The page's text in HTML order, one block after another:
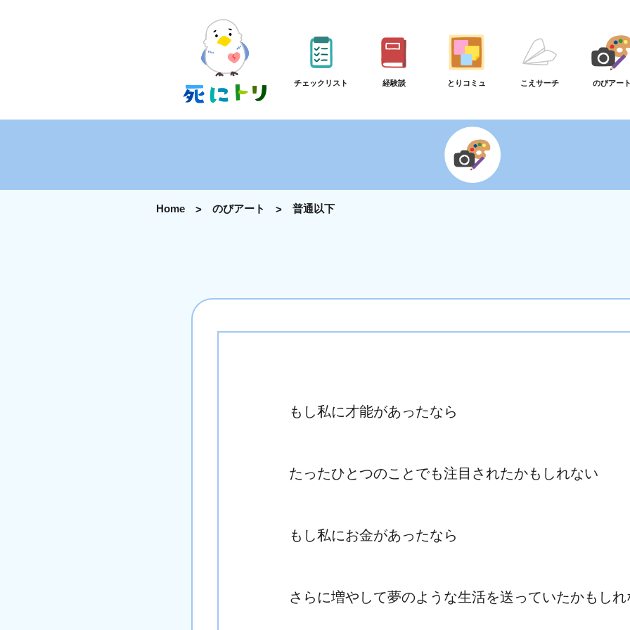
チェックリスト 経験談 とりコミュ こえサーチ のびアー
Home のびアート 普通以下
もし私に才能があったなら
たったひとつのことでも注目されたかもしれない
もし私にお金があったなら
さらに増やして夢のような生活を送っていたかもしれ